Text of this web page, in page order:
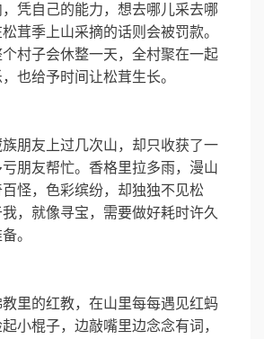
凭自己的能力，想去哪儿采去哪
茸季上山采摘的话则会被罚款。
村子会休整一天，全村聚在一起
也给予时间让松茸生长。
朋友上过几次山，却只收获了一
朋友帮忙。香格里拉多雨，漫山
怪，色彩缤纷，却独独不见松
，就像寻宝，需要做好耗时许久
。
里的红教，在山里每每遇见红蚂
小棍子，边敲嘴里边念念有词，